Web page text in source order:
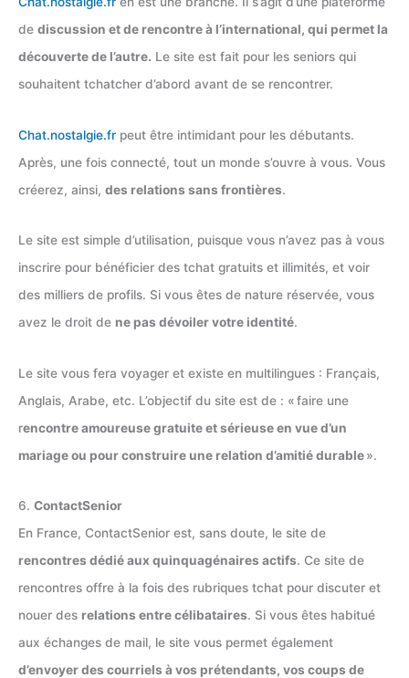
de discussion et de rencontre à l’international, qui permet la
découverte de l’autre. Le site est fait pour les seniors qui
souhaitent tchatcher d’abord avant de se rencontrer.
Chat.nostalgie.fr peut être intimidant pour les débutants.
Après, une fois connecté, tout un monde s’ouvre à vous. Vous
créerez, ainsi, des relations sans frontières.
Le site est simple d’utilisation, puisque vous n’avez pas à vous
inscrire pour bénéficier des tchat gratuits et illimités, et voir
des milliers de profils. Si vous êtes de nature réservée, vous
avez le droit de ne pas dévoiler votre identité.
Le site vous fera voyager et existe en multilingues : Français,
Anglais, Arabe, etc. L’objectif du site est de : « faire une
rencontre amoureuse gratuite et sérieuse en vue d’un
mariage ou pour construire une relation d’amitié durable».
6. ContactSenior
En France, ContactSenior est, sans doute, le site de
rencontres dédié aux quinquagénaires actifs. Ce site de
rencontres offre à la fois des rubriques tchat pour discuter et
nouer des relations entre célibataires. Si vous êtes habitué
aux échanges de mail, le site vous permet également
d’envoyer des courriels à vos prétendants, vos coups de